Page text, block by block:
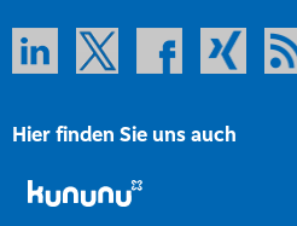
Hier finden Sie uns auch